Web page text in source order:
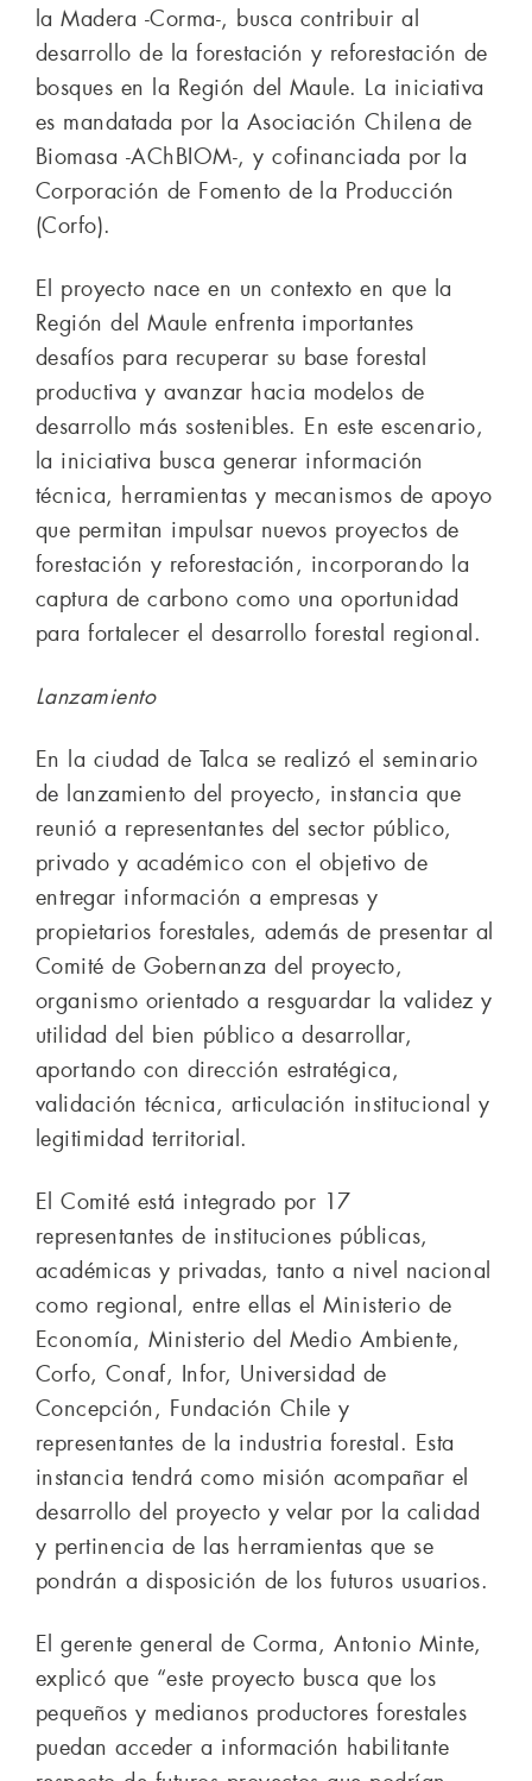
la Madera -Corma-, busca contribuir al
desarrollo de la forestación y reforestación de
bosques en la Región del Maule. La iniciativa
es mandatada por la Asociación Chilena de
Biomasa -AChBIOM-, y cofinanciada por la
Corporación de Fomento de la Producción
(Corfo).
El proyecto nace en un contexto en que la
Región del Maule enfrenta importantes
desafíos para recuperar su base forestal
productiva y avanzar hacia modelos de
desarrollo más sostenibles. En este escenario,
la iniciativa busca generar información
técnica, herramientas y mecanismos de apoyo
que permitan impulsar nuevos proyectos de
forestación y reforestación, incorporando la
captura de carbono como una oportunidad
para fortalecer el desarrollo forestal regional.
Lanzamiento
En la ciudad de Talca se realizó el seminario
de lanzamiento del proyecto, instancia que
reunió a representantes del sector público,
privado y académico con el objetivo de
entregar información a empresas y
propietarios forestales, además de presentar al
Comité de Gobernanza del proyecto,
organismo orientado a resguardar la validez y
utilidad del bien público a desarrollar,
aportando con dirección estratégica,
validación técnica, articulación institucional y
legitimidad territorial.
El Comité está integrado por 17
representantes de instituciones públicas,
académicas y privadas, tanto a nivel nacional
como regional, entre ellas el Ministerio de
Economía, Ministerio del Medio Ambiente,
Corfo, Conaf, Infor, Universidad de
Concepción, Fundación Chile y
representantes de la industria forestal. Esta
instancia tendrá como misión acompañar el
desarrollo del proyecto y velar por la calidad
y pertinencia de las herramientas que se
pondrán a disposición de los futuros usuarios.
El gerente general de Corma, Antonio Minte,
explicó que “este proyecto busca que los
pequeños y medianos productores forestales
puedan acceder a información habilitante